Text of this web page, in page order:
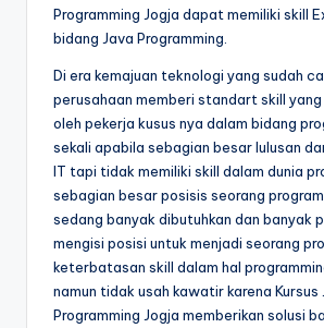
Programming Jogja dapat memiliki skill
bidang Java Programming.
Di era kemajuan teknologi yang sudah
perusahaan memberi standart skill yang
oleh pekerja kusus nya dalam bidang
sekali apabila sebagian besar lulusan
IT tapi tidak memiliki skill dalam dunia
sebagian besar posisis seorang
sedang banyak dibutuhkan dan banyak
mengisi posisi untuk menjadi seorang
keterbatasan skill dalam hal
namun tidak usah kawatir karena Kursus
Programming Jogja memberikan solusi